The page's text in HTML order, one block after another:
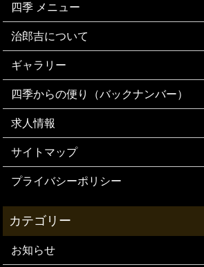
四季 メニュー
治郎吉について
ギャラリー
四季からの便り（バックナンバー）
求人情報
サイトマップ
プライバシーポリシー
お知らせ